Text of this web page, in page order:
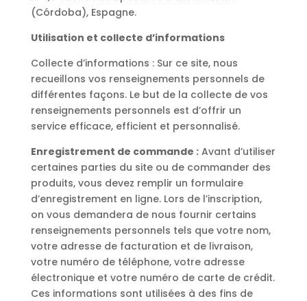
(Córdoba), Espagne.
Utilisation et collecte d’informations
Collecte d’informations : Sur ce site, nous
recueillons vos renseignements personnels de
différentes façons. Le but de la collecte de vos
renseignements personnels est d’offrir un
service efficace, efficient et personnalisé.
Enregistrement de commande :Avant d’utiliser
certaines parties du site ou de commander des
produits, vous devez remplir un formulaire
d’enregistrement en ligne. Lors de l’inscription,
on vous demandera de nous fournir certains
renseignements personnels tels que votre nom,
votre adresse de facturation et de livraison,
votre numéro de téléphone, votre adresse
électronique et votre numéro de carte de crédit.
Ces informations sont utilisées à des fins de